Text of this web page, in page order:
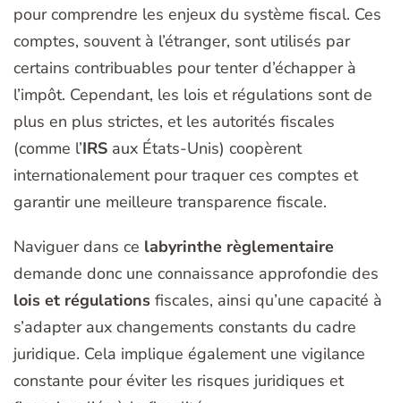
pour comprendre les enjeux du système fiscal. Ces
comptes, souvent à l’étranger, sont utilisés par
certains contribuables pour tenter d’échapper à
l’impôt. Cependant, les lois et régulations sont de
plus en plus strictes, et les autorités fiscales
(comme l’IRS aux États-Unis) coopèrent
internationalement pour traquer ces comptes et
garantir une meilleure transparence fiscale.
Naviguer dans ce labyrinthe règlementaire
demande donc une connaissance approfondie des
lois et régulations fiscales, ainsi qu’une capacité à
s’adapter aux changements constants du cadre
juridique. Cela implique également une vigilance
constante pour éviter les risques juridiques et